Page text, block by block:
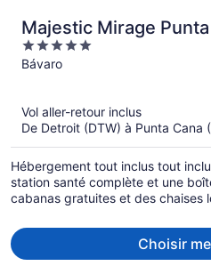
Majestic Mirage Punta
All Suite Resort - All
Inclusive
5
out
Bávaro
Vol aller-retour inclus
De Detroit (DTW) à Punta Cana
Hébergement tout inclus tout
station santé complète et une
cabanas gratuites et des chaises
rendez-vous avec un club pour
pour enfants. De plus, uneChoisir